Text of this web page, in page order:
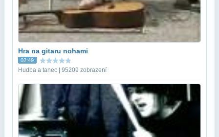
Hra na gitaru nohami
02:49
Hudba a tanec | 95209 zobrazení